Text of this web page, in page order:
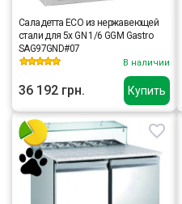
Купить
Саладетта ECO из нержавеющей
стали для 5x GN 1/6 GGM Gastro
SAG97GND#07
В наличии
36 192 грн.